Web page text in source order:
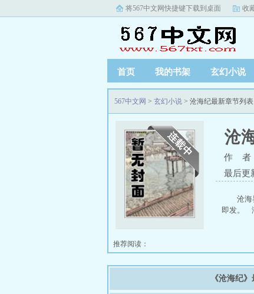
将567中文网快捷键下载到桌面 收
首页 我的书架 玄幻小说
567中文网 > 玄幻小说 > 沧海纪最新章节列表
沧
作 者
最后更
沧海
即发。
推荐阅读：
《沧海纪